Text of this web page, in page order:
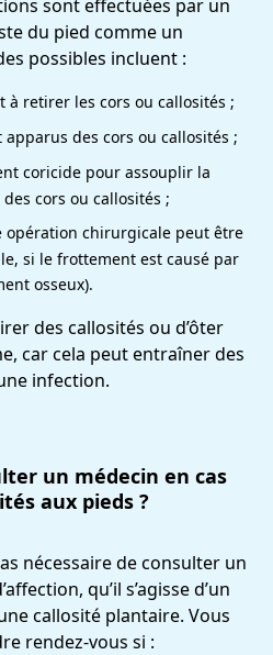
sont effectuées par un
du pied comme un
possibles incluent :
à retirer les cors ou callosités ;
des cors ou callosités ;
coricide pour assouplir la
cors ou callosités ;
opération chirurgicale peut être
si le frottement est causé par
osseux).
des callosités ou d’ôter
car cela peut entraîner des
infection.
un médecin en cas
aux pieds ?
nécessaire de consulter un
qu’il s’agisse d’un
callosité plantaire. Vous
rendez-vous si :